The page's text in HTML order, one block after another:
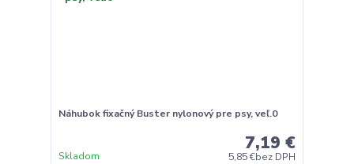
Náhubok fixačný Buster nylonový pre psy, veľ.0
7,19 €
5,85 €bez DPH
Skladom